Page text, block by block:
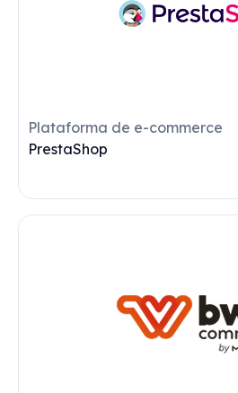
Plataforma de e-commerce
Uappi